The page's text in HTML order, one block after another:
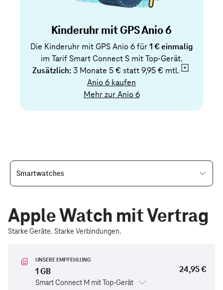
Kinderuhr mit GPS Anio 6
Die Kinderuhr mit GPS Anio 6 für1 € einmalig
im Tarif Smart Connect S mit Top-Gerät.
Zusätzlich:3 Monate 5 € statt 9,95 € mtl.
Anio 6 kaufen
Mehr zur Anio 6
Smartwatches
Apple Watch mit Vertrag
Starke Geräte. Starke Verbindungen.
UNSERE EMPFEHLUNG
1 GB
Smart Connect M mit Top-Gerät
24,95 €